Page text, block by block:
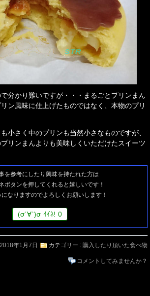
分かり難いですが・・・まるごとプリンまん
ン風味に仕上げたものではなく、本物のプリ
小さく中のプリンも当然小さなものですが、
リンまんよりも美味しくいただけたスイーツ
を参考にしたり興味を持たれた方は
ボタンを押してくれると嬉しいです！
なりますのでよろしくお願いします！
(σ´∀`)σ ｲｲﾈ! 0
2018年1月7日 カテゴリー : 購入したり頂いた食べ物
コメントしてみませんか？